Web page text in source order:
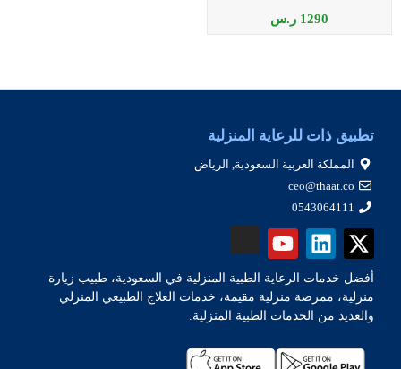
1290 ر.س
تطبيق ذات للرعاية المنزلية
المملكة العربية السعودية, الرياض
ceo@thaat.co
0543064111
أفضل خدمات الرعاية الطبية المنزلية في السعودية، طبيب زيارة
منزلية، ممرضة منزلية مقيمة، خدمات العلاج الطبيعي المنزلي
والعديد من الخدمات الطبية المنزلية.